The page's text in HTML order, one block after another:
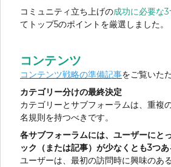
コミュニティ立ち上げの成功に必要な
てトップ5のポイントを厳選しました。
コンテンツ
コンテンツ戦略の準備記事をご覧いた
カテゴリー分けの最終決定
カテゴリーとサブフォーラムは、重複
名規則を持つべきです。
各サブフォーラムには、ユーザーにと
ック（または記事）が少なくとも3つあ
ユーザーは、最初の訪問時に興味のあ